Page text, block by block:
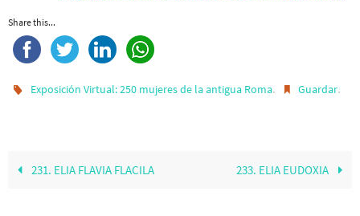
Share this...
Exposición Virtual: 250 mujeres de la antigua Roma. Guardar.
231. ELIA FLAVIA FLACILA 233. ELIA EUDOXIA